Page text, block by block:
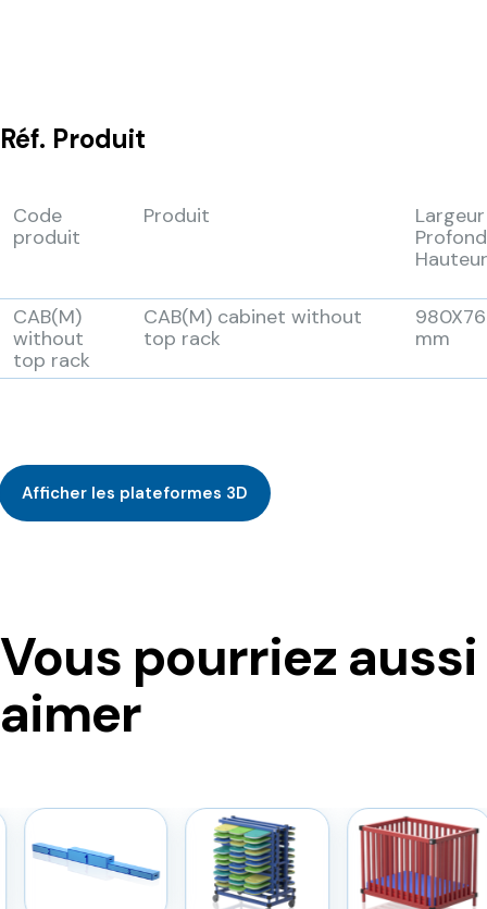
Réf. Produit
Code
produit
Produit
Hauteur
CAB(M)
without
top rack
CAB(M) cabinet without
top rack
mm
Afficher les plateformes 3D
Vous pourriez aussi
aimer